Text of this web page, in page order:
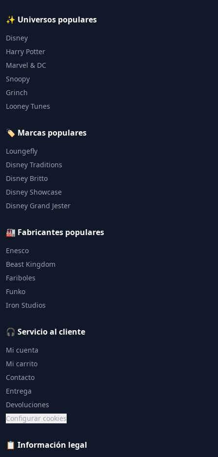
✨ Universos populares
Disney
Harry Potter
Marvel & DC
Snoopy
Grinch
Looney Tunes
🏷️ Marcas populares
Loungefly
Disney Traditions
Disney Britto
Disney Showcase
Disney Grand Jester
🏭 Fabricantes populares
Enesco
Beast Kingdom
Fariboles
Funko
Iron Studios
🎧 Servicio al cliente
Mi cuenta
Mi carrito
Contacto
Entrega
Devoluciones
Configurar cookies
📋 Información legal